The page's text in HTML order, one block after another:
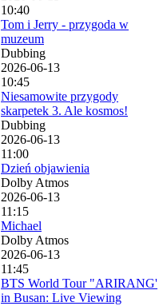
10:40
Tom i Jerry - przygoda w
muzeum
Dubbing
2026-06-13
10:45
Niesamowite przygody
skarpetek 3. Ale kosmos!
Dubbing
2026-06-13
11:00
Dzień objawienia
Dolby Atmos
2026-06-13
11:15
Michael
Dolby Atmos
2026-06-13
11:45
BTS World Tour "ARIRANG'
in Busan: Live Viewing